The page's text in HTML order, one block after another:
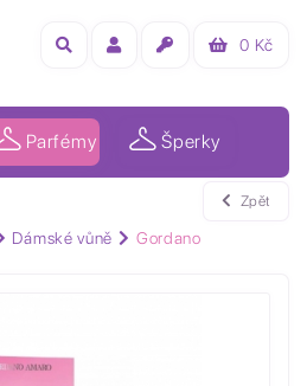
0 Kč
Parfémy Šperky
Dámské vůně Gordano
Zpět